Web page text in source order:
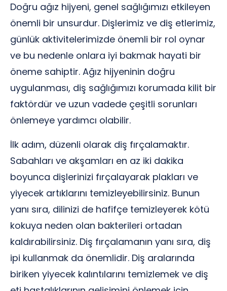
Doğru ağız hijyeni, genel sağlığımızı etkileyen
önemli bir unsurdur. Dişlerimiz ve diş etlerimiz,
günlük aktivitelerimizde önemli bir rol oynar
ve bu nedenle onlara iyi bakmak hayati bir
öneme sahiptir. Ağız hijyeninin doğru
uygulanması, diş sağlığımızı korumada kilit bir
faktördür ve uzun vadede çeşitli sorunları
önlemeye yardımcı olabilir.
İlk adım, düzenli olarak diş fırçalamaktır.
Sabahları ve akşamları en az iki dakika
boyunca dişlerinizi fırçalayarak plakları ve
yiyecek artıklarını temizleyebilirsiniz. Bunun
yanı sıra, dilinizi de hafifçe temizleyerek kötü
kokuya neden olan bakterileri ortadan
kaldırabilirsiniz. Diş fırçalamanın yanı sıra, diş
ipi kullanmak da önemlidir. Diş aralarında
biriken yiyecek kalıntılarını temizlemek ve diş